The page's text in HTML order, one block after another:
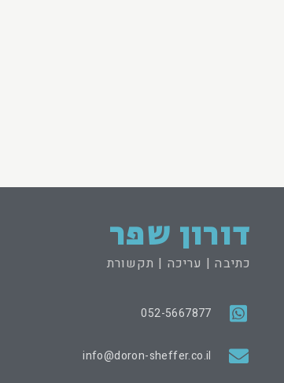
דורון שפר
כתיבה | עריכה | תקשורת
052-5667877
info@doron-sheffer.co.il